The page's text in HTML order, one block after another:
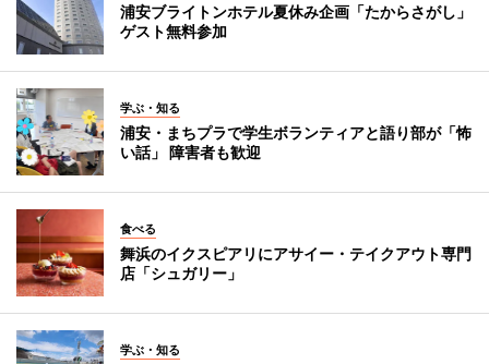
浦安ブライトンホテル夏休み企画「たからさがし」
ゲスト無料参加
学ぶ・知る
浦安・まちプラで学生ボランティアと語り部が「怖
い話」 障害者も歓迎
食べる
舞浜のイクスピアリにアサイー・テイクアウト専門
店「シュガリー」
学ぶ・知る